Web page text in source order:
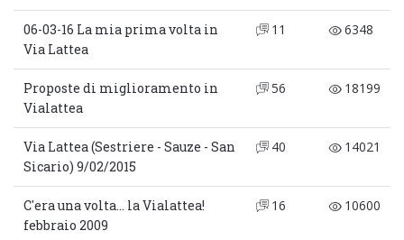
06-03-16 La mia prima volta in
Via Lattea
11 6348
Proposte di miglioramento in
Vialattea
56 18199
Via Lattea (Sestriere - Sauze - San
Sicario) 9/02/2015
40 14021
C'era una volta... la Vialattea!
febbraio 2009
16 10600